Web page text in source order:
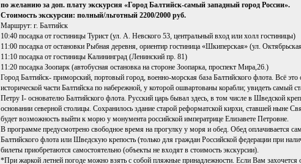
по желанию за доп. плату экскурсия «Город Балтийск-самый западный город России».
Стоимость экскурсии: полный/льготный 2200/2000 руб.
Маршрут: г. Балтийск
10:40 посадка от гостиницы Турист (ул. А. Невского 53, центральный вход или холл гостиницы)
11:00 посадка от остановки Рыбная деревня, ориентир гостиница «Шкиперская» (ул.
11:10 посадка от гостиницы Калининград (Ленинский пр. 81)
11:20 посадка Зоопарк (автобусная остановка на стороне Зоопарка, проспект Мира,26.)
Город Балтийск- приморский, портовый город, военно-морская база Балтийского флота. Всё
исторической части Балтийска по набережной, у которой ошвартованы корабли; увидеть
Петру I- основателю Балтийского флота. Русский царь бывал здесь, в том числе в Шведской
основании северной столицы. Сохранилось здание старой реформатской кирхи, ставшей ныне
будет возможность выйти к морю у монумента российской императрице Елизавете Петровне.
В программе предусмотрено свободное время на прогулку у моря и обед. Обед оплачивается
Балтийского флота или Шведскую крепость (только для граждан Российской федерации при
билеты приобретаются самостоятельно (объекты не входят в стоимость экскурсии).
*При жаркой летней погоде можно взять с собой пляжные принадлежности. Если Вам